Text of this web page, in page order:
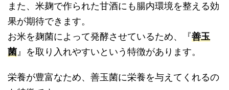
また、米麹で作られた甘酒にも腸内環境を整える効
果が期待できます。
お米を麹菌によって発酵させているため、『善玉
菌』を取り入れやすいという特徴があります。
栄養が豊富なため、善玉菌に栄養を与えてくれるの